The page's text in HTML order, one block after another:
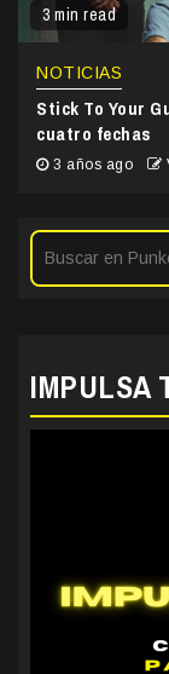
3 min read
NOTICIAS
Stick To Your
cuatro fechas
3 años ago
IMPULSA